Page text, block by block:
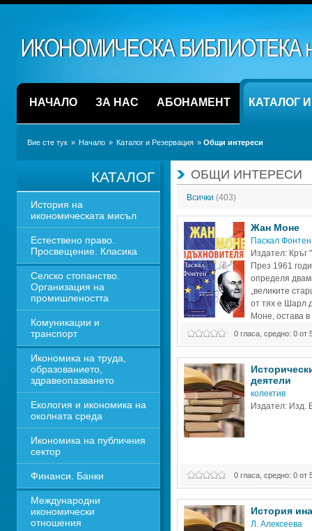
НАЧАЛО ЗА НАС АБОНАМЕНТ КАТАЛОГ
Вие сте тук » Начало » Каталог и Резервация » Общи интереси
КАТАЛОГ
История на
икономическата мисъл
Естествено право.
Просвещение. Класика
Селско стопанство.
Организация на
промишлеността
Комуникации и
транспорт
Икономика на труда,
образованието,
здравеопазването
Екология и икономика на
околната среда
Икономика на публичния
сектор
Финанси. Банки
Международни
икономически
отношения
ОБЩИ ИНТЕРЕСИ
Всички (403)
Жан Моне
Паскал Фонтен
Издател: Кръг
През 1961
определя
„великите
от тях е Шарл
Моне, остава
кардинал на
0 гласа, средно: 0 от
деятели
колектив
Издател: Изд.
0 гласа, средно: 0 от
История
Л. Алексеева